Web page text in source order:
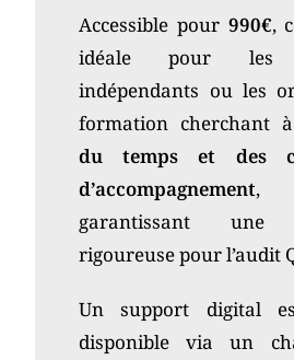
Accessible pour 990€,
idéale pour les
indépendants ou les
formation cherchant à
du temps et des
d’accompagnement,
garantissant une
rigoureuse pour l’audit
Un support digital
disponible via un